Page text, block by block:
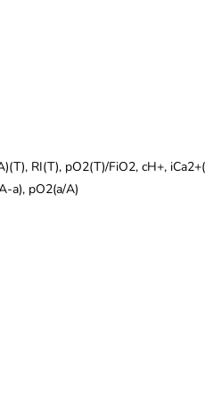
RI(T), pO2(T)/FiO2, cH+,
a), pO2(a/A)